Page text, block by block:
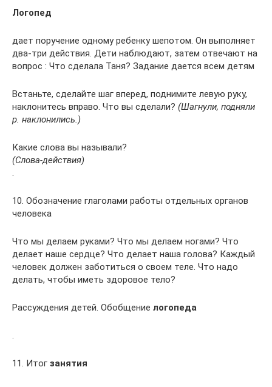
Логопед
дает поручение одному ребенку шепотом. Он выполняет
два-три действия. Дети наблюдают, затем отвечают на
вопрос : Что сделала Таня? Задание дается всем детям
Встаньте, сделайте шаг вперед, поднимите левую руку,
наклонитесь вправо. Что вы сделали? (Шагнули, подняли
р. наклонились.)
Какие слова вы называли?
(Слова-действия)
.
10. Обозначение глаголами работы отдельных органов
человека
Что мы делаем руками? Что мы делаем ногами? Что
делает наше сердце? Что делает наша голова? Каждый
человек должен заботиться о своем теле. Что надо
делать, чтобы иметь здоровое тело?
Рассуждения детей. Обобщение логопеда
.
11. Итог занятия